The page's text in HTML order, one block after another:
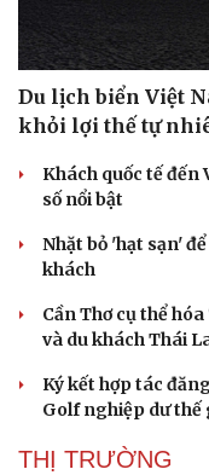
Du lịch
Tư vấn
Săn Tour
check-in
Du lịch biển Việt
khỏi lợi thế tự
Khách quốc tế đến
số nổi bật
Nhặt bỏ 'hạt sạn'
khách
Cần Thơ cụ thể
và du khách Thái
Ký kết hợp tác
Golf nghiệp dư thế
THỊ TRƯỜNG